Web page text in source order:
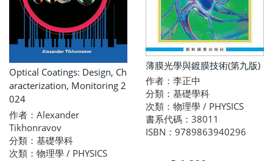
Optical Coatings: Design, Ch
aracterization, Monitoring 2
024
作者：Alexander
Tikhonravov
分類：基礎學科
次類：物理學 / PHYSICS
薄膜光學與鍍膜技術(第九版)
作者：李正中
分類：基礎學科
次類：物理學 / PHYSICS
書系代碼：38011
ISBN：9789863940296